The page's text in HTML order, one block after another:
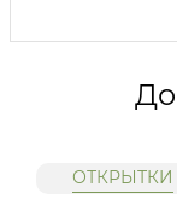
ОТКРЫТКИ